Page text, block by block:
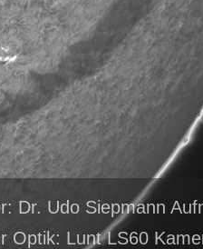
Dr. Udo Siepmann
Optik: Lunt LS60